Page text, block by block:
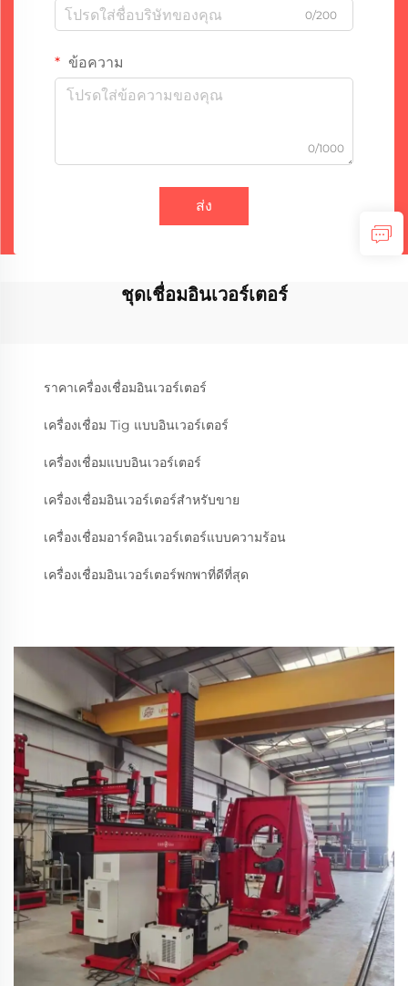
0/200
ข้อความ
0/1000
ส่ง
ชุดเชื่อมอินเวอร์เตอร์
ราคาเครื่องเชื่อมอินเวอร์เตอร์
เครื่องเชื่อม Tig แบบอินเวอร์เตอร์
เครื่องเชื่อมแบบอินเวอร์เตอร์
เครื่องเชื่อมอินเวอร์เตอร์สำหรับขาย
เครื่องเชื่อมอาร์คอินเวอร์เตอร์แบบความร้อน
เครื่องเชื่อมอินเวอร์เตอร์พกพาที่ดีที่สุด